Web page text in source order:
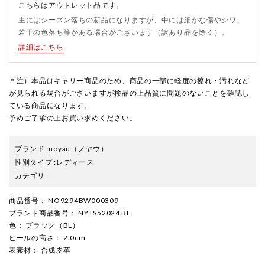
こちらはアウトレット品です。
主にはシーズン落ちの新品になりますが、中には細かな傷やシワ、
若干の色落ち等がある場合がございます（訳あり品を除く）。
詳細はこちら
＊注）本品はキャリー商品のため、商品の一部に軽度の擦れ・汚れなど
が見られる場合がございますが検品の上品質に問題のないことを確認し
ている商品になります。
予めご了承の上お買い求めください。
ブランド :noyau （ノヤウ）
性別タイプ:レディース
カテゴリ :
商品番号 ： NO9294BW000309
ブランド商品番号 ： NYTS52024 BL
色 ： ブラック（BL）
ヒールの高さ ： 2.0cm
表素材 ： 合成皮革